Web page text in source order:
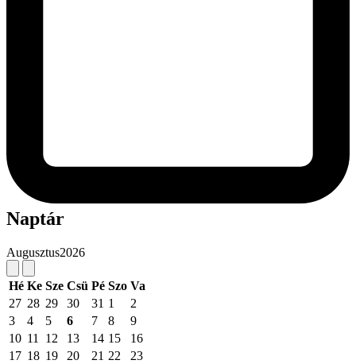
Naptár
Augusztus2026
Hé Ke Sze Csü Pé Szo Va
27 28 29 30 31 1
2
3
4 5 6 7 8
9
10 11 12 13 14 15
16
17 18 19 20 21 22
23